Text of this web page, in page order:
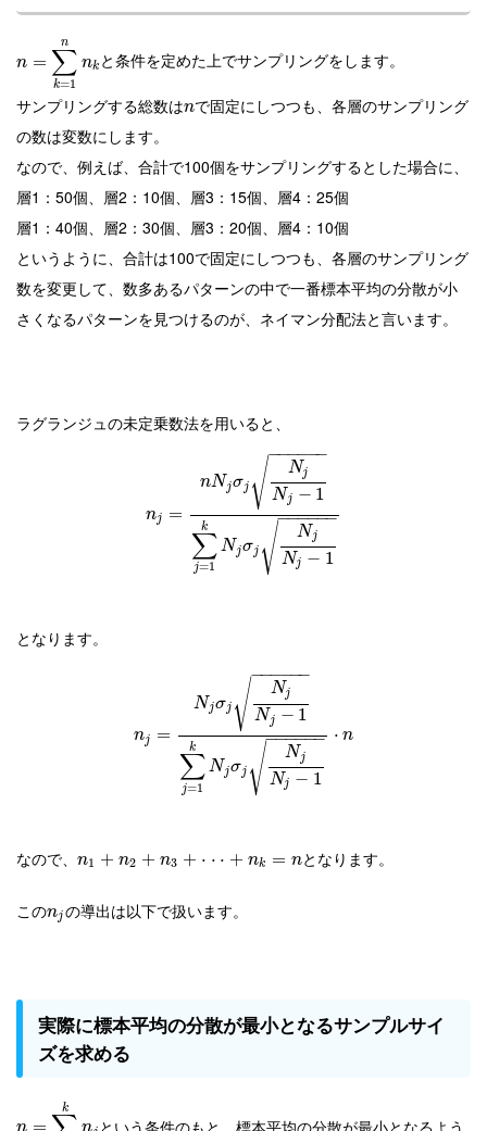
n = ∑
k=1
n
nk と条件を定めた上でサンプリングをします。
サンプリングする総数はnで固定にしつつも、各層のサンプリング
の数は変数にします。
なので、例えば、合計で100個をサンプリングするとした場合に、
層1：50個、層2：10個、層3：15個、層4：25個
層1：40個、層2：30個、層3：20個、層4：10個
というように、合計は100で固定にしつつも、各層のサンプリング
数を変更して、数多あるパターンの中で一番標本平均の分散が小
さくなるパターンを見つけるのが、ネイマン分配法と言います。
ラグランジュの未定乗数法を用いると、
nj =
nNjσj
Nj
Nj − 1
− −
−−−−
√
∑
j=1
k
Njσj
Nj
Nj − 1
− −
−−−−
√
となります。
nj =
Njσj
Nj
Nj − 1
− −
−−−−
√
∑
j=1
k
Njσj
Nj
Nj − 1
− −
−−−−
√
⋅ n
なので、 n1 + n2 + n3 + ⋅ ⋅ ⋅ + nk = nとなります。
このnjの導出は以下で扱います。
実際に標本平均の分散が最小となるサンプルサイ
ズを求める
k
という条件のもと、標本平均の分散が最小となるよう